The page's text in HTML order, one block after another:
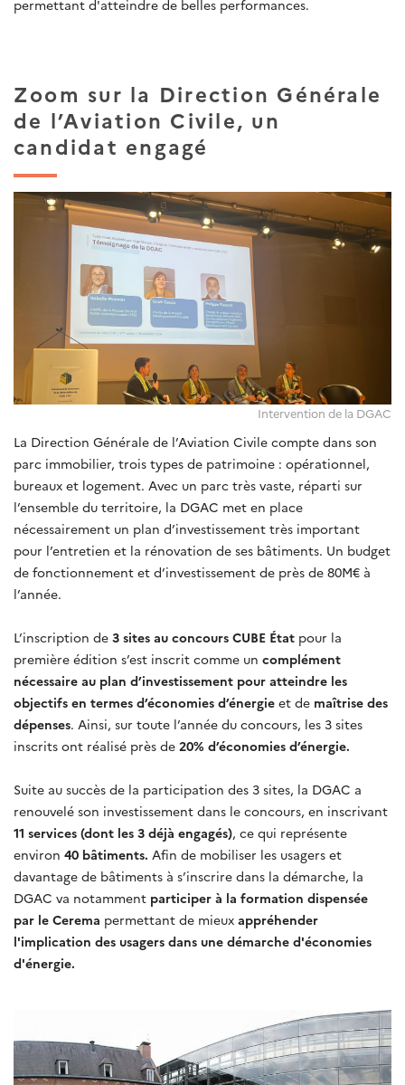
permettant d'atteindre de belles performances.
Zoom sur la Direction Générale
de l’Aviation Civile, un
candidat engagé
Intervention de la DGAC
La Direction Générale de l’Aviation Civile compte dans son
parc immobilier, trois types de patrimoine : opérationnel,
bureaux et logement. Avec un parc très vaste, réparti sur
l’ensemble du territoire, la DGAC met en place
nécessairement un plan d’investissement très important
pour l’entretien et la rénovation de ses bâtiments. Un budget
de fonctionnement et d’investissement de près de 80M€ à
l’année.
L’inscription de 3 sites au concours CUBE État pour la
première édition s’est inscrit comme un complément
nécessaire au plan d’investissement pour atteindre les
objectifs en termes d’économies d’énergie et de maîtrise des
dépenses. Ainsi, sur toute l’année du concours, les 3 sites
inscrits ont réalisé près de 20% d’économies d’énergie.
Suite au succès de la participation des 3 sites, la DGAC a
renouvelé son investissement dans le concours, en inscrivant
11 services (dont les 3 déjà engagés), ce qui représente
environ 40 bâtiments. Afin de mobiliser les usagers et
davantage de bâtiments à s’inscrire dans la démarche, la
DGAC va notamment participer à la formation dispensée
par le Cerema permettant de mieux appréhender
l'implication des usagers dans une démarche d'économies
d'énergie.